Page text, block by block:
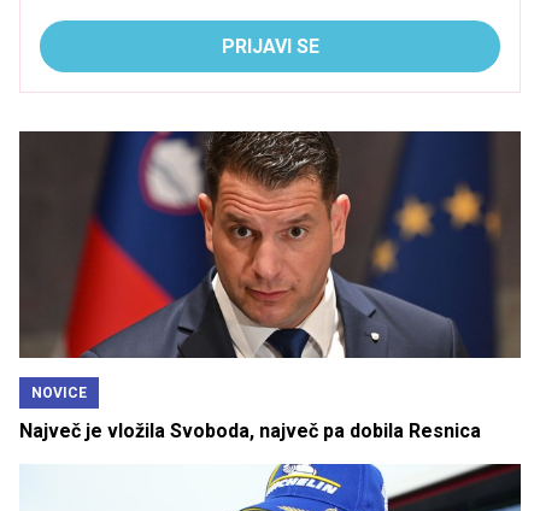
PRIJAVI SE
NOVICE
Največ je vložila Svoboda, največ pa dobila Resnica